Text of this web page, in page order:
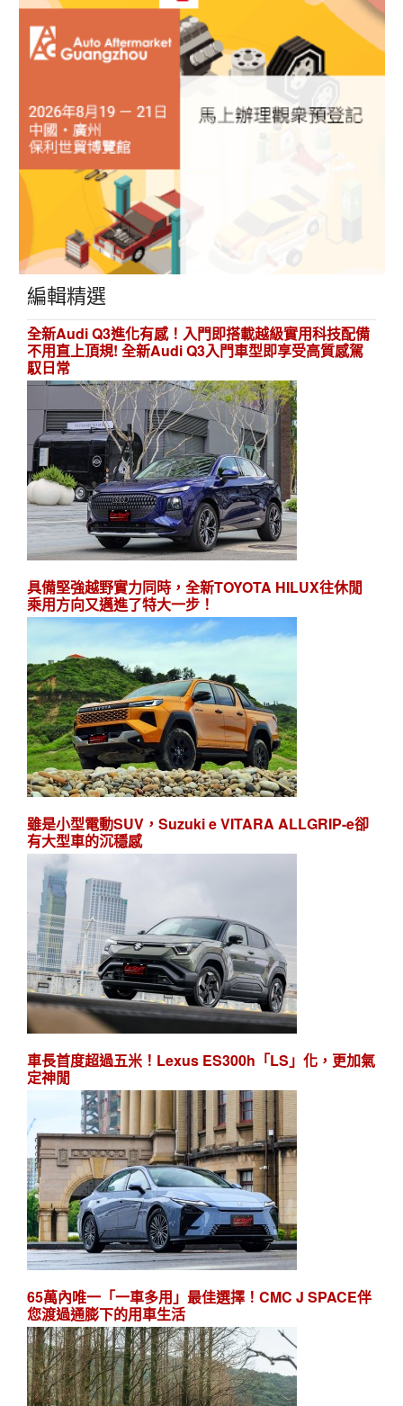
編輯精選
全新Audi Q3進化有感！入門即搭載越級實用科技配備
不用直上頂規! 全新Audi Q3入門車型即享受高質感駕
馭日常
具備堅強越野實力同時，全新TOYOTA HILUX往休閒
乘用方向又邁進了特大一步！
雖是小型電動SUV，Suzuki e VITARA ALLGRIP-e卻
有大型車的沉穩感
車長首度超過五米！Lexus ES300h「LS」化，更加氣
定神閒
65萬內唯一「一車多用」最佳選擇！CMC J SPACE伴
您渡過通膨下的用車生活